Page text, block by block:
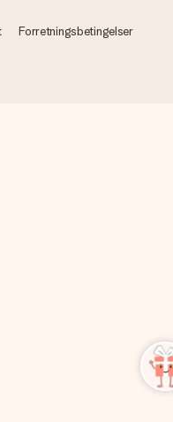
Forretningsbetingelser